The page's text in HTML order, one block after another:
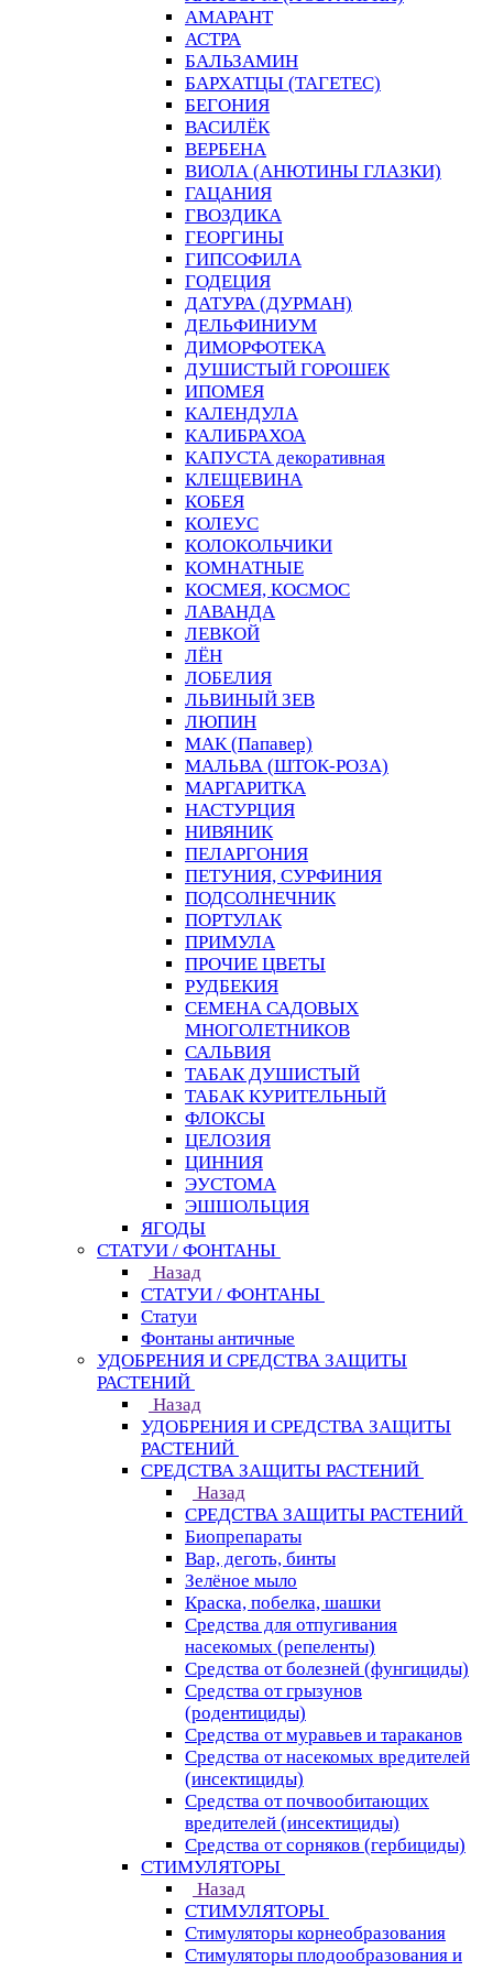
АМАРАНТ
АСТРА
БАЛЬЗАМИН
БАРХАТЦЫ (ТАГЕТЕС)
БЕГОНИЯ
ВАСИЛЁК
ВЕРБЕНА
ВИОЛА (АНЮТИНЫ ГЛАЗКИ)
ГАЦАНИЯ
ГВОЗДИКА
ГЕОРГИНЫ
ГИПСОФИЛА
ГОДЕЦИЯ
ДАТУРА (ДУРМАН)
ДЕЛЬФИНИУМ
ДИМОРФОТЕКА
ДУШИСТЫЙ ГОРОШЕК
ИПОМЕЯ
КАЛЕНДУЛА
КАЛИБРАХОА
КАПУСТА декоративная
КЛЕЩЕВИНА
КОБЕЯ
КОЛЕУС
КОЛОКОЛЬЧИКИ
КОМНАТНЫЕ
КОСМЕЯ, КОСМОС
ЛАВАНДА
ЛЕВКОЙ
ЛЁН
ЛОБЕЛИЯ
ЛЬВИНЫЙ ЗЕВ
ЛЮПИН
МАК (Папавер)
МАЛЬВА (ШТОК-РОЗА)
МАРГАРИТКА
НАСТУРЦИЯ
НИВЯНИК
ПЕЛАРГОНИЯ
ПЕТУНИЯ, СУРФИНИЯ
ПОДСОЛНЕЧНИК
ПОРТУЛАК
ПРИМУЛА
ПРОЧИЕ ЦВЕТЫ
РУДБЕКИЯ
СЕМЕНА САДОВЫХ
МНОГОЛЕТНИКОВ
САЛЬВИЯ
ТАБАК ДУШИСТЫЙ
ТАБАК КУРИТЕЛЬНЫЙ
ФЛОКСЫ
ЦЕЛОЗИЯ
ЦИННИЯ
ЭУСТОМА
ЭШШОЛЬЦИЯ
ЯГОДЫ
СТАТУИ / ФОНТАНЫ
Назад
СТАТУИ / ФОНТАНЫ
Статуи
Фонтаны античные
УДОБРЕНИЯ И СРЕДСТВА ЗАЩИТЫ
РАСТЕНИЙ
Назад
УДОБРЕНИЯ И СРЕДСТВА ЗАЩИТЫ
РАСТЕНИЙ
СРЕДСТВА ЗАЩИТЫ РАСТЕНИЙ
Назад
СРЕДСТВА ЗАЩИТЫ РАСТЕНИЙ
Биопрепараты
Вар, деготь, бинты
Зелёное мыло
Краска, побелка, шашки
Средства для отпугивания
насекомых (репеленты)
Средства от болезней (фунгициды)
Средства от грызунов
(родентициды)
Средства от муравьев и тараканов
Средства от насекомых вредителей
(инсектициды)
Средства от почвообитающих
вредителей (инсектициды)
Средства от сорняков (гербициды)
СТИМУЛЯТОРЫ
Назад
СТИМУЛЯТОРЫ
Стимуляторы корнеобразования
Стимуляторы плодообразования и